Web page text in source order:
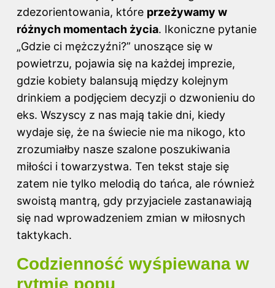
zdezorientowania, które przeżywamy w
różnych momentach życia. Ikoniczne pytanie
„Gdzie ci mężczyźni?” unoszące się w
powietrzu, pojawia się na każdej imprezie,
gdzie kobiety balansują między kolejnym
drinkiem a podjęciem decyzji o dzwonieniu do
eks. Wszyscy z nas mają takie dni, kiedy
wydaje się, że na świecie nie ma nikogo, kto
zrozumiałby nasze szalone poszukiwania
miłości i towarzystwa. Ten tekst staje się
zatem nie tylko melodią do tańca, ale również
swoistą mantrą, gdy przyjaciele zastanawiają
się nad wprowadzeniem zmian w miłosnych
taktykach.
Codzienność wyśpiewana w
rytmie popu